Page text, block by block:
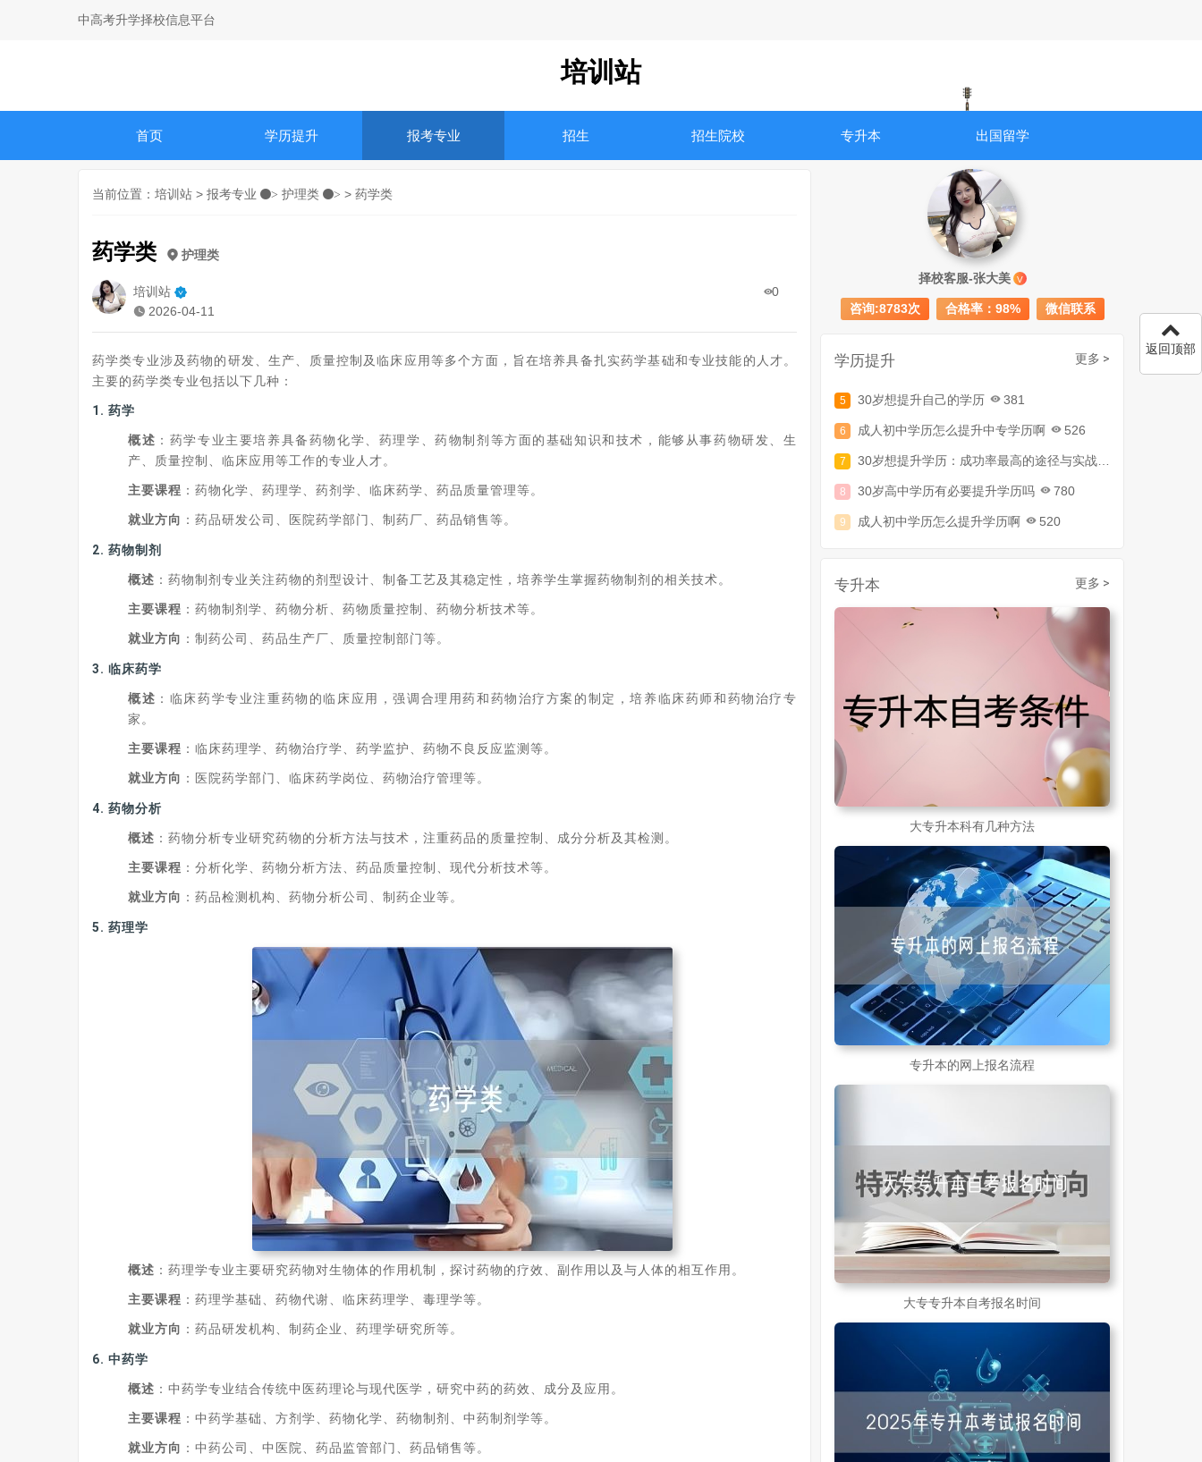
中高考升学择校信息平台
培训站
首页 学历提升 报考专业 招生 招生院校 专升本 出国留学
当前位置： 培训站 > 报考专业 > 护理类 > > 药学类
药学类 护理类
培训站
2026-04-11
0
药学类专业涉及药物的研发、生产、质量控制及临床应用等多个方面，旨在培养具备扎实药学基础和专业技能的人才。
主要的药学类专业包括以下几种：
1. 药学
概述 ：药学专业主要培养具备药物化学、药理学、药物制剂等方面的基础知识和技术，能够从事药物研发、生
产、质量控制、临床应用等工作的专业人才。
主要课程 ：药物化学、药理学、药剂学、临床药学、药品质量管理等。
就业方向 ：药品研发公司、医院药学部门、制药厂、药品销售等。
2. 药物制剂
概述 ：药物制剂专业关注药物的剂型设计、制备工艺及其稳定性，培养学生掌握药物制剂的相关技术。
主要课程 ：药物制剂学、药物分析、药物质量控制、药物分析技术等。
就业方向 ：制药公司、药品生产厂、质量控制部门等。
3. 临床药学
概述 ：临床药学专业注重药物的临床应用，强调合理用药和药物治疗方案的制定，培养临床药师和药物治疗专
家。
主要课程 ：临床药理学、药物治疗学、药学监护、药物不良反应监测等。
就业方向 ：医院药学部门、临床药学岗位、药物治疗管理等。
4. 药物分析
概述 ：药物分析专业研究药物的分析方法与技术，注重药品的质量控制、成分分析及其检测。
主要课程 ：分析化学、药物分析方法、药品质量控制、现代分析技术等。
就业方向 ：药品检测机构、药物分析公司、制药企业等。
5. 药理学
概述 ：药理学专业主要研究药物对生物体的作用机制，探讨药物的疗效、副作用以及与人体的相互作用。
主要课程 ：药理学基础、药物代谢、临床药理学、毒理学等。
就业方向 ：药品研发机构、制药企业、药理学研究所等。
6. 中药学
概述 ：中药学专业结合传统中医药理论与现代医学，研究中药的药效、成分及应用。
主要课程 ：中药学基础、方剂学、药物化学、药物制剂、中药制剂学等。
就业方向 ：中药公司、中医院、药品监管部门、药品销售等。
择校客服-张大美 V
咨询:8783次 合格率：98% 微信联系
学历提升 更多 >
成人初中文凭怎么提升学历
30岁怎么提升学历 218
成人大专学历提升报考流程详解：从报名条件到成功入学全指南
30岁怎么提升学历
成人大专学历提升报考流程详解：从报名条件到成功入学全指南
30岁想提升自己的学历
成人初中学历怎么提升中专学历啊 526
专升本 更多 >
大专升本科有几种方法
专升本的网上报名流程
大专专升本自考报名时间
返回顶部